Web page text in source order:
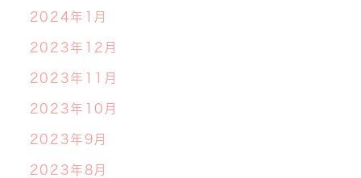
2024年1月
2023年12月
2023年11月
2023年10月
2023年9月
2023年8月